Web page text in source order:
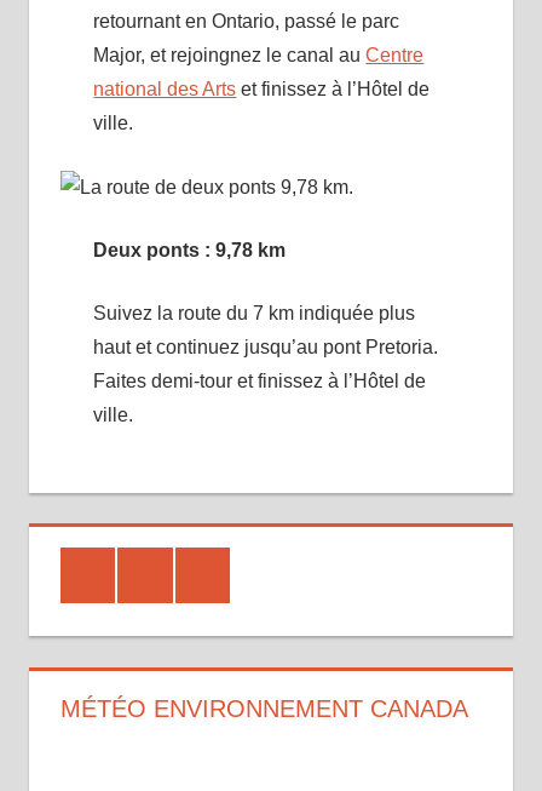
retournant en Ontario, passé le parc
Major, et rejoingnez le canal auCentre
national des Arts et finissez à l’Hôtel de
ville.
Deux ponts : 9,78 km
Suivez la route du 7 km indiquée plus
haut et continuez jusqu’au pont Pretoria.
Faites demi-tour et finissez à l’Hôtel de
ville.
MÉTÉO ENVIRONNEMENT CANADA